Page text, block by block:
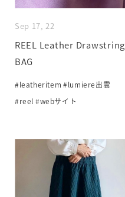
Sep 17, 22
REEL Leather Drawstring
BAG
#leatheritem #lumiere出雲
#reel #webサイト